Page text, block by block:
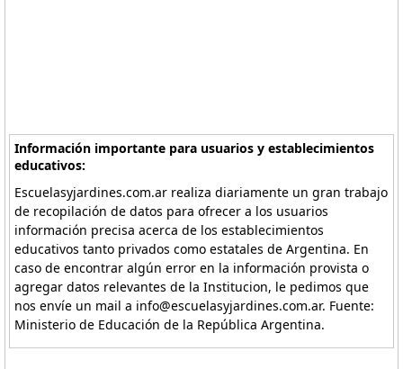
Información importante para usuarios y establecimientos
educativos:
Escuelasyjardines.com.ar realiza diariamente un gran trabajo
de recopilación de datos para ofrecer a los usuarios
información precisa acerca de los establecimientos
educativos tanto privados como estatales de Argentina. En
caso de encontrar algún error en la información provista o
agregar datos relevantes de la Institucion, le pedimos que
nos envíe un mail a info@escuelasyjardines.com.ar. Fuente:
Ministerio de Educación de la República Argentina.